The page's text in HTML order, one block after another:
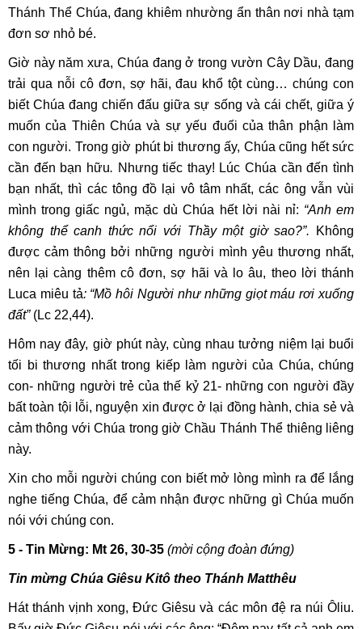
Thánh Thể Chúa, đang khiêm nhường ẩn thân nơi nhà tạm
đơn sơ nhỏ bé.
Giờ này năm xưa, Chúa đang ở trong vườn Cây Dầu, đang
trải qua nỗi cô đơn, sợ hãi, đau khổ tột cùng… chúng con
biết Chúa đang chiến đấu giữa sự sống và cái chết, giữa ý
muốn của Thiên Chúa và sự yếu đuối của thân phận làm
con người. Trong giờ phút bi thương ấy, Chúa cũng hết sức
cần đến bạn hữu. Nhưng tiếc thay! Lúc Chúa cần đến tình
bạn nhất, thì các tông đồ lại vô tâm nhất, các ông vẫn vùi
mình trong giấc ngủ, mặc dù Chúa hết lời nài nỉ: “Anh em
không thể canh thức nổi với Thầy một giờ sao?”. Không
được cảm thông bởi những người mình yêu thương nhất,
nên lại càng thêm cô đơn, sợ hãi và lo âu, theo lời thánh
Luca miêu tả: “Mồ hôi Người như những giọt máu rơi xuống
đất” (Lc 22,44).
Hôm nay đây, giờ phút này, cùng nhau tưởng niệm lại buổi
tối bi thương nhất trong kiếp làm người của Chúa, chúng
con- những người trẻ của thế kỷ 21- những con người đầy
bất toàn tội lỗi, nguyện xin được ở lại đồng hành, chia sẻ và
cảm thông với Chúa trong giờ Chầu Thánh Thể thiêng liêng
này.
Xin cho mỗi người chúng con biết mở lòng mình ra để lắng
nghe tiếng Chúa, để cảm nhận được những gì Chúa muốn
nói với chúng con.
5 - Tin Mừng: Mt 26, 30-35 (mời cộng đoàn đứng)
Tin mừng Chúa Giêsu Kitô theo Thánh Matthêu
Hát thánh vịnh xong, Đức Giêsu và các môn đệ ra núi Ôliu.